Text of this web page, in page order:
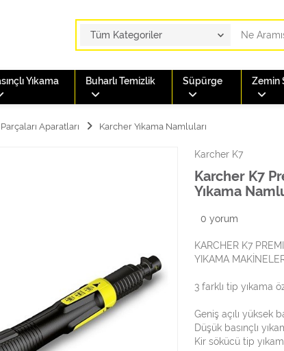
Yıkama Buharlı Temizlik Süpürge Zemin
Parçaları Aparatları Karcher Yıkama Namluları
Karcher K7
Karcher K7
Yıkama
0 yorum
KARCHER K7
YIKAMA
3 farklı tip yıkama
Geniş açılı yüksek
Düşük basınçlı
Kir sökücü tip